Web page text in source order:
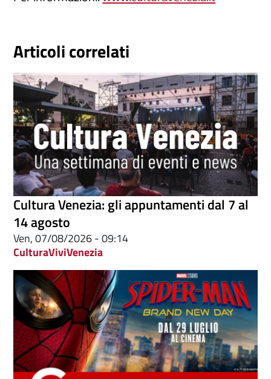
Articoli correlati
Cultura Venezia: gli appuntamenti dal 7 al
14 agosto
Ven, 07/08/2026 - 09:14
CulturaViviVenezia